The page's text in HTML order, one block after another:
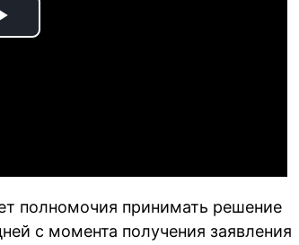
Play
полномочия принимать решение
с момента получения заявления